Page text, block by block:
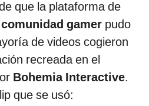
que la plataforma de
comunidad gamer pudo
de videos cogieron
recreada en el
Bohemia Interactive.
que se usó: